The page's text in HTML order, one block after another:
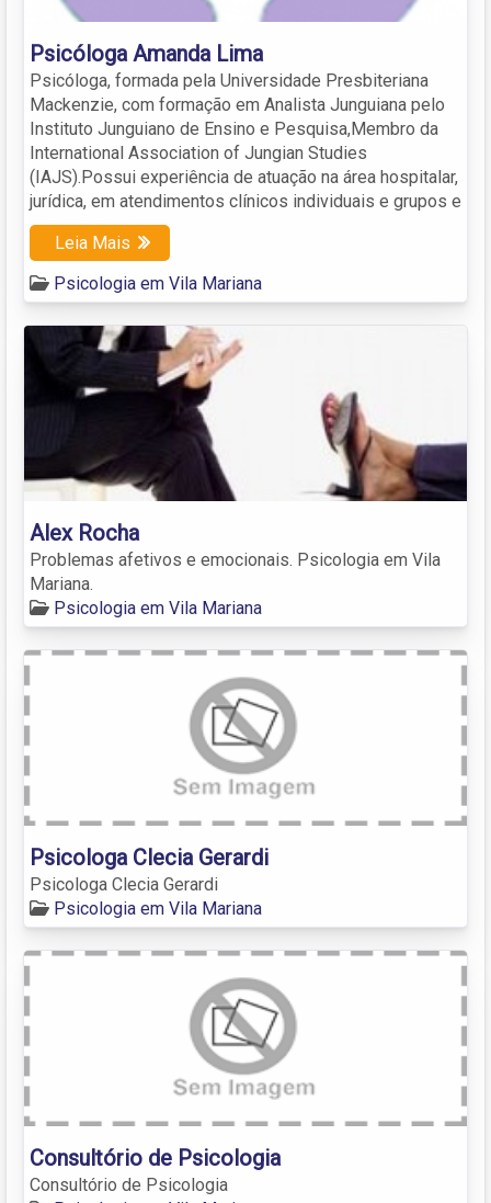
Psicóloga Amanda Lima
Psicóloga, formada pela Universidade Presbiteriana
Mackenzie, com formação em Analista Junguiana pelo
Instituto Junguiano de Ensino e Pesquisa,Membro da
International Association of Jungian Studies
(IAJS).Possui experiência de atuação na área hospitalar,
jurídica, em atendimentos clínicos individuais e grupos e
Leia Mais
Psicologia em Vila Mariana
Alex Rocha
Problemas afetivos e emocionais. Psicologia em Vila
Mariana.
Psicologia em Vila Mariana
Psicologa Clecia Gerardi
Psicologa Clecia Gerardi
Psicologia em Vila Mariana
Consultório de Psicologia
Consultório de Psicologia